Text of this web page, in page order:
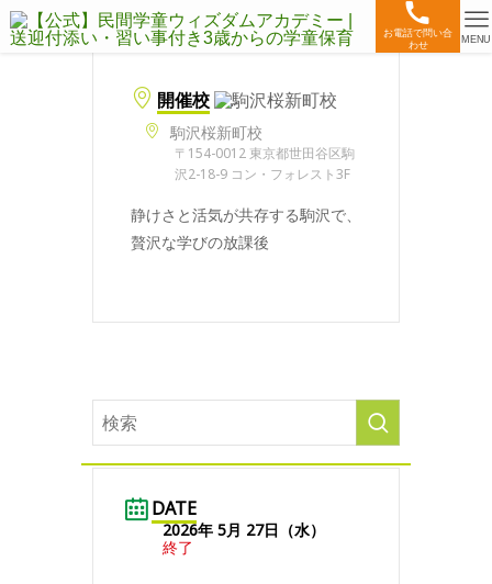
お電話で問い合
わせ
MENU
開催校
駒沢桜新町校
〒154-0012 東京都世田谷区駒
沢2-18-9 コン・フォレスト3F
静けさと活気が共存する駒沢で、
贅沢な学びの放課後
DATE
2026年 5月 27日（水）
終了